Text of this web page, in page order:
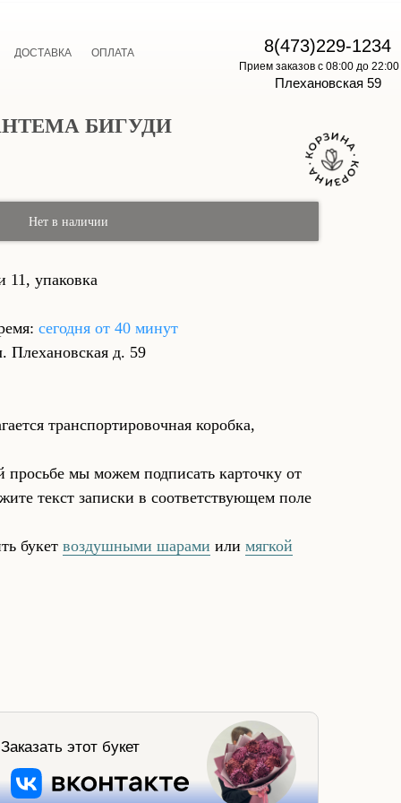
ДОСТАВКА ОПЛАТА 8(473)229-1234
Плехановская 59
Прием заказов с 08:00 до 22:00
БИГУДИ
Нет в наличии
11, упаковка
сегодня от 40 минут
Плехановская д. 59
транспортировочная коробка,
мы можем подписать карточку от
текст записки в соответствующем поле
букет воздушными шарами или мягкой
Заказать этот букет